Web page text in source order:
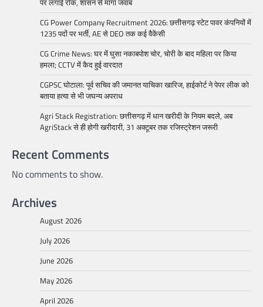
CG Power Company Recruitment 2026: छत्तीसगढ़ स्टेट पावर कंपनियों में
1235 पदों पर भर्ती, AE से DEO तक कई वैकेंसी
CG Crime News: घर में घुसा नकाबपोश चोर, चोरी के बाद महिला पर किया
हमला; CCTV में कैद हुई वारदात
CGPSC घोटाला: पूर्व सचिव की जमानत याचिका खारिज, हाईकोर्ट ने पेपर लीक को
बताया हत्या से भी जघन्य अपराध
Agri Stack Registration: छत्तीसगढ़ में धान खरीदी के नियम बदले, अब
AgriStack से ही होगी खरीदारी, 31 अक्टूबर तक रजिस्ट्रेशन जरूरी
Recent Comments
No comments to show.
Archives
August 2026
July 2026
June 2026
May 2026
April 2026